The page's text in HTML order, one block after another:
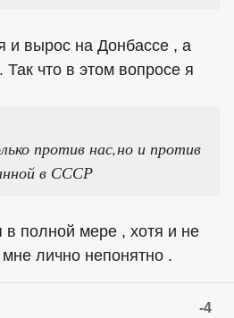
и вырос на Донбассе , а
что в этом вопросе я
против нас,но и против
в СССР
в полной мере , хотя и не
лично непонятно .
-4